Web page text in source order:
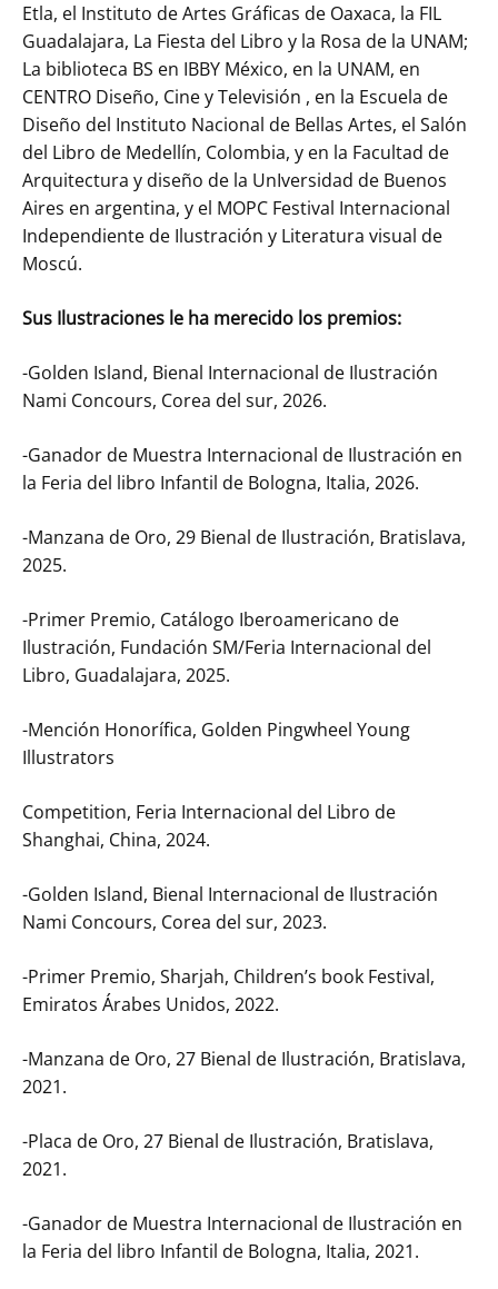
Etla, el Instituto de Artes Gráficas de Oaxaca, la FIL
Guadalajara, La Fiesta del Libro y la Rosa de la UNAM;
La biblioteca BS en IBBY México, en la UNAM, en
CENTRO Diseño, Cine y Televisión , en la Escuela de
Diseño del Instituto Nacional de Bellas Artes, el Salón
del Libro de Medellín, Colombia, y en la Facultad de
Arquitectura y diseño de la UnIversidad de Buenos
Aires en argentina, y el MOPC Festival Internacional
Independiente de Ilustración y Literatura visual de
Moscú.
Sus Ilustraciones le ha merecido los premios:
-Golden Island, Bienal Internacional de Ilustración
Nami Concours, Corea del sur, 2026.
-Ganador de Muestra Internacional de Ilustración en
la Feria del libro Infantil de Bologna, Italia, 2026.
-Manzana de Oro, 29 Bienal de Ilustración, Bratislava,
2025.
-Primer Premio, Catálogo Iberoamericano de
Ilustración, Fundación SM/Feria Internacional del
Libro, Guadalajara, 2025.
-Mención Honorífica, Golden Pingwheel Young
Illustrators
Competition, Feria Internacional del Libro de
Shanghai, China, 2024.
-Golden Island, Bienal Internacional de Ilustración
Nami Concours, Corea del sur, 2023.
-Primer Premio, Sharjah, Children’s book Festival,
Emiratos Árabes Unidos, 2022.
-Manzana de Oro, 27 Bienal de Ilustración, Bratislava,
2021.
-Placa de Oro, 27 Bienal de Ilustración, Bratislava,
2021.
-Ganador de Muestra Internacional de Ilustración en
la Feria del libro Infantil de Bologna, Italia, 2021.